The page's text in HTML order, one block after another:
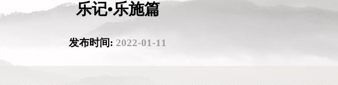
乐记•乐施篇
发布时间: 2022-01-11